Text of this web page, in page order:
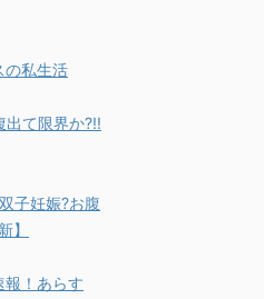
の私生活
出て限界か?!!
子妊娠?お腹
】
報！あらす